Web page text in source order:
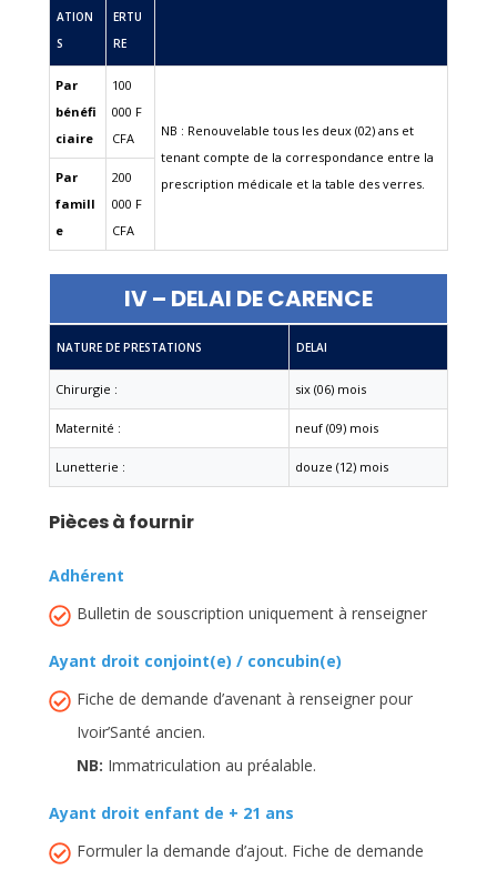
ATION
S
ERTU
RE
Par
bénéfi
ciaire
100
000 F
CFA
NB : Renouvelable tous les deux (02) ans et
tenant compte de la correspondance entre la
prescription médicale et la table des verres.
Par
famill
e
200
000 F
CFA
IV – DELAI DE CARENCE
NATURE DE PRESTATIONS DELAI
Chirurgie : six (06) mois
Maternité : neuf (09) mois
Lunetterie : douze (12) mois
Pièces à fournir
Adhérent
Bulletin de souscription uniquement à renseigner
Ayant droit conjoint(e) / concubin(e)
Fiche de demande d’avenant à renseigner pour
Ivoir’Santé ancien.
NB: Immatriculation au préalable.
Ayant droit enfant de + 21 ans
Formuler la demande d’ajout. Fiche de demande